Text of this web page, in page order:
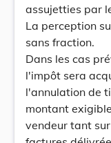
assujetties par
La perception
sans fraction.
Dans les cas
l'impôt sera
l'annulation de
montant
vendeur tant